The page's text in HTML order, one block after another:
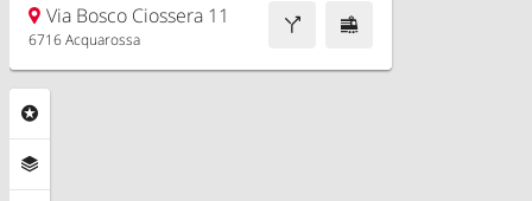
Via Bosco Ciossera 11
6716 Acquarossa